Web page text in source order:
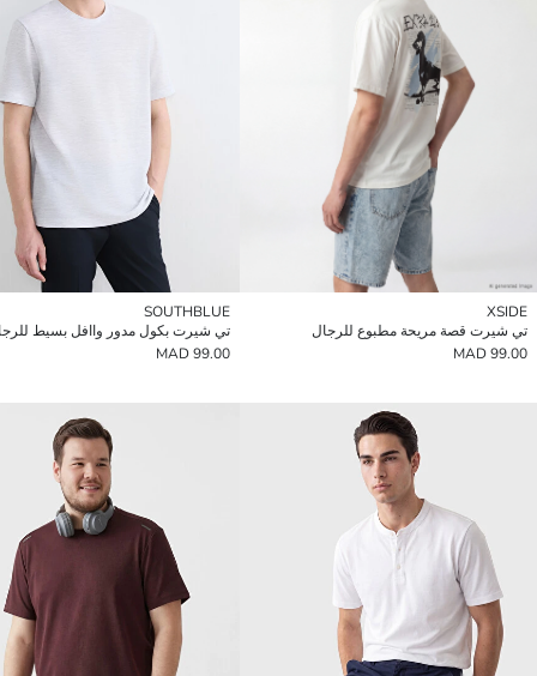
XSIDE
تي شيرت قصة مريحة مطبوع للرجال
99.00 MAD
SOUTHBLUE
تي شيرت بكول مدور واافل بسيط
99.00 MAD